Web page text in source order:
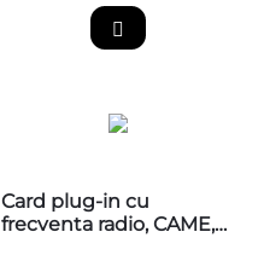
Card plug-in cu
frecventa radio, CAME,